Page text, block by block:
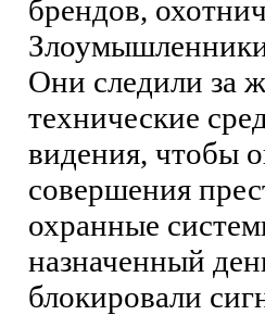
брендов,
Они следили за
технические
видения, чтобы
совершения
охранные
назначенный
блокировали